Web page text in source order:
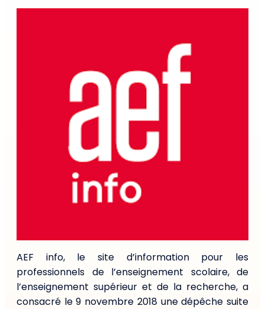
AEF info, le site d’information pour les
professionnels de l’enseignement scolaire, de
l’enseignement supérieur et de la recherche, a
consacré le 9 novembre 2018 une dépêche suite